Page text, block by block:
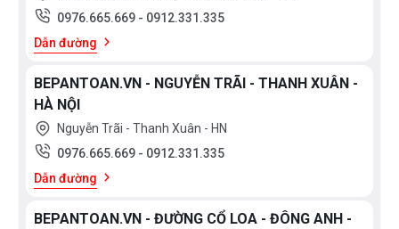
0976.665.669 - 0912.331.335
Dẫn đường
BEPANTOAN.VN - NGUYỄN TRÃI - THANH XUÂN -
HÀ NỘI
Nguyễn Trãi - Thanh Xuân - HN
0976.665.669 - 0912.331.335
Dẫn đường
BEPANTOAN.VN - ĐƯỜNG CỔ LOA - ĐÔNG ANH -